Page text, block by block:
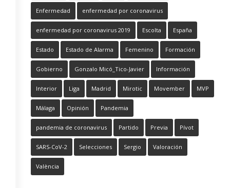
Enfermedad enfermedad por coronavirus
enfermedad por coronavirus 2019 Escolta España
Estado Estado de Alarma Femenino Formación
Gobierno Gonzalo Micó_Tico-Javier Información
Interior Liga Madrid Mirotic Movember MVP
Málaga Opinión Pandemia
pandemia de coronavirus Partido Previa Pívot
SARS-CoV-2 Selecciones Sergio Valoración
València